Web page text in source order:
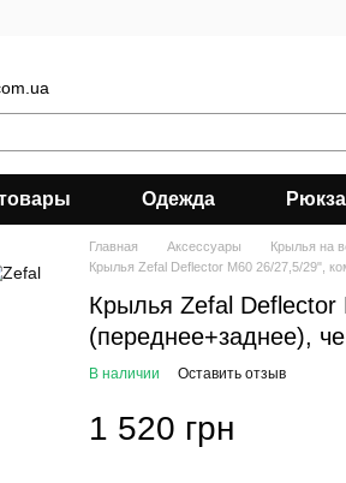
Одежда
Главная Аксессуары
Крылья на
Крылья Zefal Deflector M60 26/27,5/29",
Крылья Zefal Deflector
(переднее+заднее),
В наличии Оставить отзыв
1 520 грн